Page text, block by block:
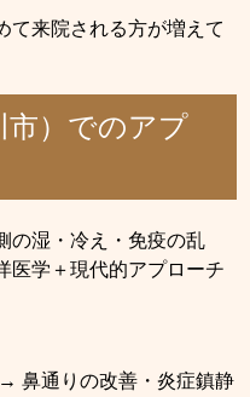
て来院される方が増えて
市）でのアプ
の湿・冷え・免疫の乱
医学＋現代的アプローチ
鼻通りの改善・炎症鎮静